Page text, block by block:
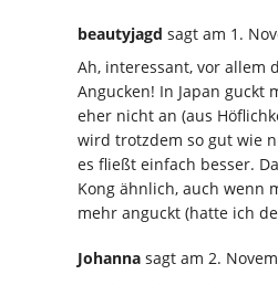
beautyjagd sagt am 1.
Ah, interessant, vor allem
Angucken! In Japan guckt
eher nicht an (aus
wird trotzdem so gut wie
es fließt einfach besser.
Kong ähnlich, auch wenn
mehr anguckt (hatte ich
Johanna sagt am 2.